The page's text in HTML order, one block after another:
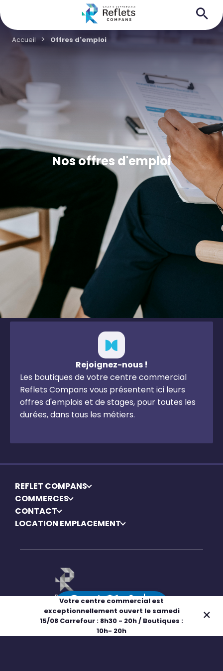
AdresseHorairesPlan Boutiques
Votre centre commercial est
exceptionnellement ouvert le samedi
15/08 Carrefour : 8h30 - 20h / Boutiques :
10h- 20h
Accueil Offres d'emploi
Nos offres d'emploi
Rejoignez-nous !
Les boutiques de votre centre commercial
Reflets Compans vous présentent ici leurs
offres d'emplois et de stages, pour toutes les
durées, dans tous les métiers.
REFLET COMPANS
COMMERCES
CONTACT
LOCATION EMPLACEMENT
Mentions légales
Politique de confidentialité
Politique de cookies